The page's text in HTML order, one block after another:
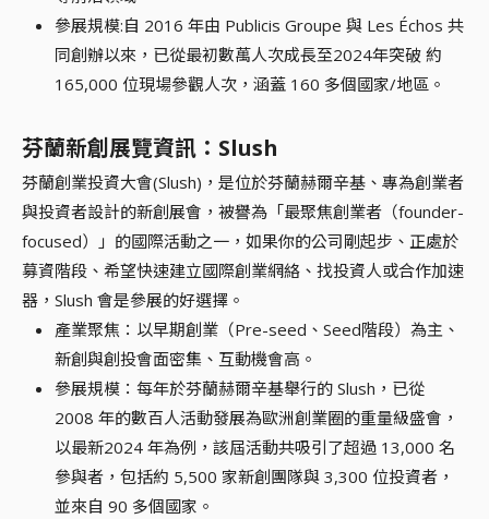
參展規模:自 2016 年由 Publicis Groupe 與 Les Échos 共
同創辦以來，已從最初數萬人次成長至2024年突破 約
165,000 位現場參觀人次，涵蓋 160 多個國家/地區。
芬蘭新創展覽資訊：Slush
芬蘭創業投資大會(Slush)，是位於芬蘭赫爾辛基、專為創業者
與投資者設計的新創展會，被譽為「最聚焦創業者（founder-
focused）」的國際活動之一，如果你的公司剛起步、正處於
募資階段、希望快速建立國際創業網絡、找投資人或合作加速
器，Slush 會是參展的好選擇。
產業聚焦：以早期創業（Pre-seed、Seed階段）為主、
新創與創投會面密集、互動機會高。
參展規模：每年於芬蘭赫爾辛基舉行的 Slush，已從
2008 年的數百人活動發展為歐洲創業圈的重量級盛會，
以最新2024 年為例，該屆活動共吸引了超過 13,000 名
參與者，包括約 5,500 家新創團隊與 3,300 位投資者，
並來自 90 多個國家。